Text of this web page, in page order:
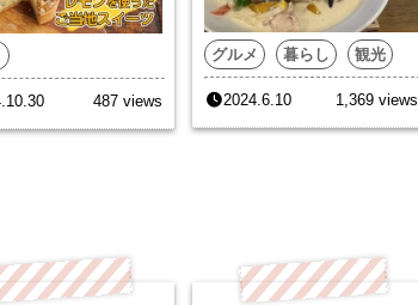
487 views
グルメ 暮らし 観光
2024.6.10 1,369 views